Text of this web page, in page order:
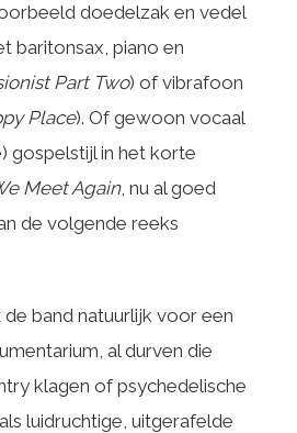
doedelzak en vedel
baritonsax, piano en
Part Two) of vibrafoon
Place). Of gewoon vocaal
gospelstijl in het korte
Meet Again, nu al goed
de volgende reeks
band natuurlijk voor een
al durven die
klagen of psychedelische
luidruchtige, uitgerafelde